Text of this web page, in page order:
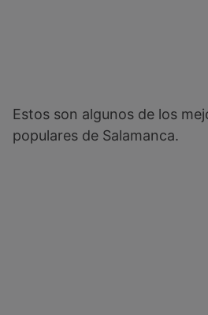
Estos son algunos de los
populares de Salamanca.